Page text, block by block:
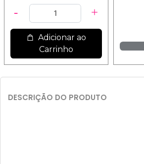
Adicionar ao
Carrinho
DESCRIÇÃO DO PRODUTO